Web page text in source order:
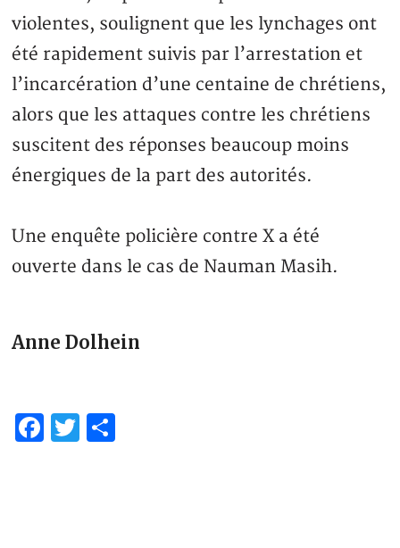
violentes, soulignent que les lynchages ont
été rapidement suivis par l’arrestation et
l’incarcération d’une centaine de chrétiens,
alors que les attaques contre les chrétiens
suscitent des réponses beaucoup moins
énergiques de la part des autorités.
Une enquête policière contre X a été
ouverte dans le cas de Nauman Masih.
Anne Dolhein
Facebook
Twitter